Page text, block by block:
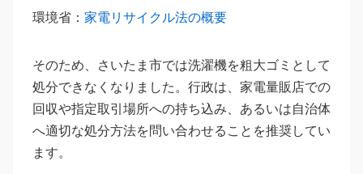
環境省： 家電リサイクル法の概要
そのため、さいたま市では洗濯機を粗大ゴミとして
処分できなくなりました。行政は、家電量販店での
回収や指定取引場所への持ち込み、あるいは自治体
へ適切な処分方法を問い合わせることを推奨してい
ます。